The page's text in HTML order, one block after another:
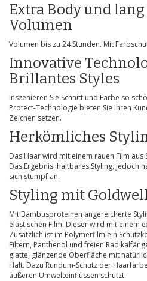
Extra Body und
Volumen
Volumen bis zu 24 Stunden. Mit
Innovative
Brillantes Styles
Inszenieren Sie Schnitt und Farbe so
Protect-Technologie bieten Sie Ihren
Zeichen setzen.
Herkömliches
Das Haar wird mit einem rauen Film
Das Ergebnis: haltbares Styling, jedoch
sich stumpf an.
Styling mit
Mit Bambusproteinen angereicherte
elastischen Film. Dieser wird mit einem
Zusätzlich ist im Polymerfilm ein
Filtern, Panthenol und freien
glatte, glänzende Oberfläche mit
Halt. Dazu Rundum-Schutz der
äußeren Umwelteinflüssen schützt.